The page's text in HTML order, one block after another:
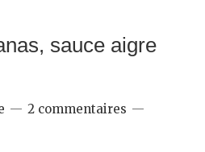
sauce aigre
2 commentaires